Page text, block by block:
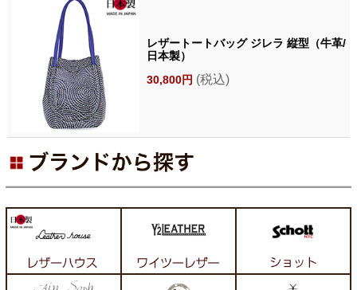
レザートートバッグ ジレラ 縦型（牛革/
日本製）
30,800円 (税込)